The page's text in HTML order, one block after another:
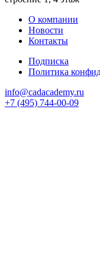
О компании
Новости
Контакты
Подписка
Политика
info@cadacademy.ru
+7 (495) 744-00-09